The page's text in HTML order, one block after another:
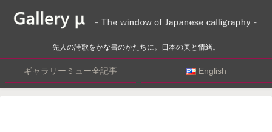
先人の詩歌をかな書のかたちに。日本の美と情緒。
ギャラリーミュー全記事 English